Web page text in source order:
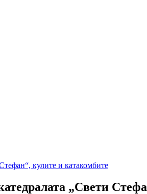
кулите и катакомбите
„Свети